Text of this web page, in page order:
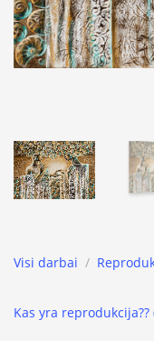
Visi darbai /
Kas yra reprodukcija??